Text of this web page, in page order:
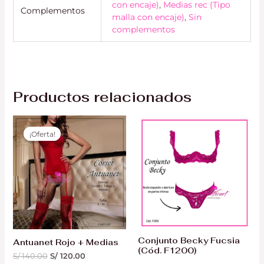
Complementos
con encaje), Medias rec (Tipo
malla con encaje),Sin
complementos
Productos relacionados
¡Oferta!
¡Oferta!
Antuanet Rojo + Medias
S/140.00
El
precio
original
era:
S/ 140.00.
S/120.00
El
actual
es:
S/ 120.00.
Conjunto Becky Fucsia
(Cód. F1200)